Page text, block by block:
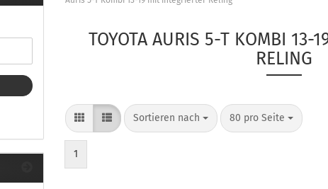
Konto
Universaltträger Reling
Thule Montagekits 50.. für 7105
normalen Dach
Thule Kits 30.. für 753 Fußsatz
Thule Montagekits 40.. für 753
Fußsatz Fahrzeuge mit
TOYOTA AURIS 5-T KOMBI 13-
RELING
Sortieren nach 80 pro Seite
1